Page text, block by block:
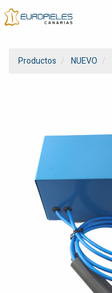
Productos NUEVO